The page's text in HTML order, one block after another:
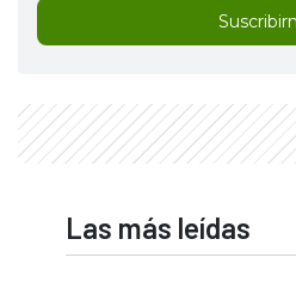
Las más leídas